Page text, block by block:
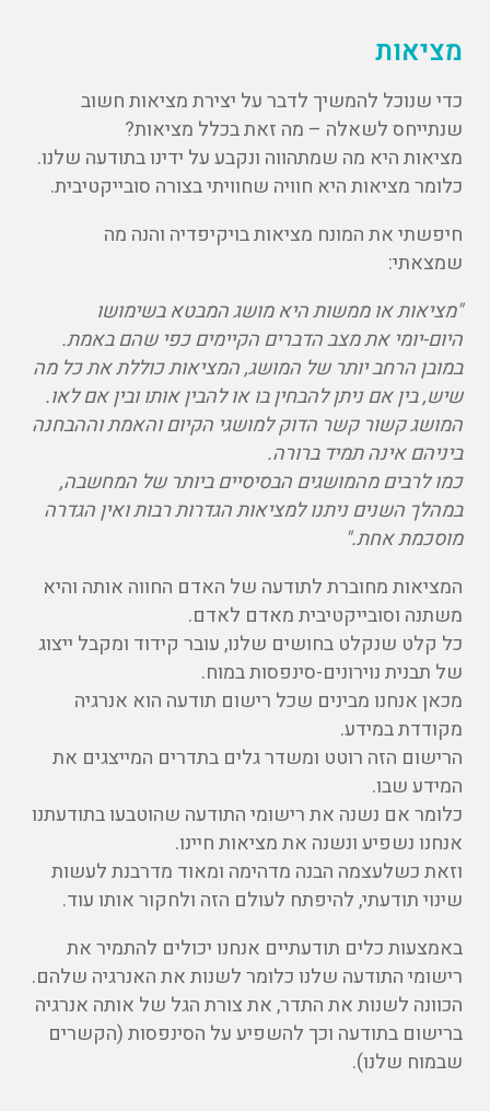
מציאות
כדי שנוכל להמשיך לדבר על יצירת מציאות חשוב
שנתייחס לשאלה – מה זאת בכלל מציאות?
מציאות היא מה שמתהווה ונקבע על ידינו בתודעה שלנו.
כלומר מציאות היא חוויה שחוויתי בצורה סובייקטיבית.
חיפשתי את המונח מציאות בויקיפדיה והנה מה
שמצאתי:
"מציאות או ממשות היא מושג המבטא בשימושו
היום-יומי את מצב הדברים הקיימים כפי שהם באמת.
במובן הרחב יותר של המושג, המציאות כוללת את כל מה
שיש, בין אם ניתן להבחין בו או להבין אותו ובין אם לאו.
המושג קשור קשר הדוק למושגי הקיום והאמת וההבחנה
ביניהם אינה תמיד ברורה.
כמו לרבים מהמושגים הבסיסיים ביותר של המחשבה,
במהלך השנים ניתנו למציאות הגדרות רבות ואין הגדרה
מוסכמת אחת."
המציאות מחוברת לתודעה של האדם החווה אותה והיא
משתנה וסובייקטיבית מאדם לאדם.
כל קלט שנקלט בחושים שלנו, עובר קידוד ומקבל ייצוג
של תבנית נוירונים-סינפסות במוח.
מכאן אנחנו מבינים שכל רישום תודעה הוא אנרגיה
מקודדת במידע.
הרישום הזה רוטט ומשדר גלים בתדרים המייצגים את
המידע שבו.
כלומר אם נשנה את רישומי התודעה שהוטבעו בתודעתנו
אנחנו נשפיע ונשנה את מציאות חיינו.
וזאת כשלעצמה הבנה מדהימה ומאוד מדרבנת לעשות
שינוי תודעתי, להיפתח לעולם הזה ולחקור אותו עוד.
באמצעות כלים תודעתיים אנחנו יכולים להתמיר את
רישומי התודעה שלנו כלומר לשנות את האנרגיה שלהם.
הכוונה לשנות את התדר, את צורת הגל של אותה אנרגיה
ברישום בתודעה וכך להשפיע על הסינפסות (הקשרים
שבמוח שלנו).